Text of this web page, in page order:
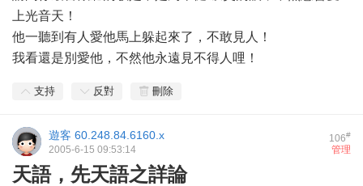
上光音天！
他一聽到有人愛他馬上躲起來了，不敢見人！
我看還是別愛他，不然他永遠見不得人哩！
支持 反對 刪除
106#
遊客 60.248.84.6160.x
管理
2005-6-15 09:53:14
天語，先天語之詳論